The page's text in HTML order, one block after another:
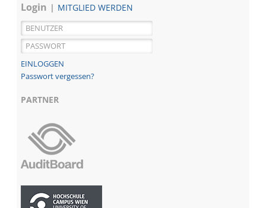
Login
MITGLIED WERDEN
Passwort vergessen?
PARTNER